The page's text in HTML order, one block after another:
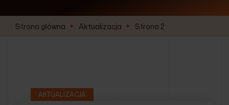
Strona główna Aktualizacja Strona 2
AKTUALIZACJA